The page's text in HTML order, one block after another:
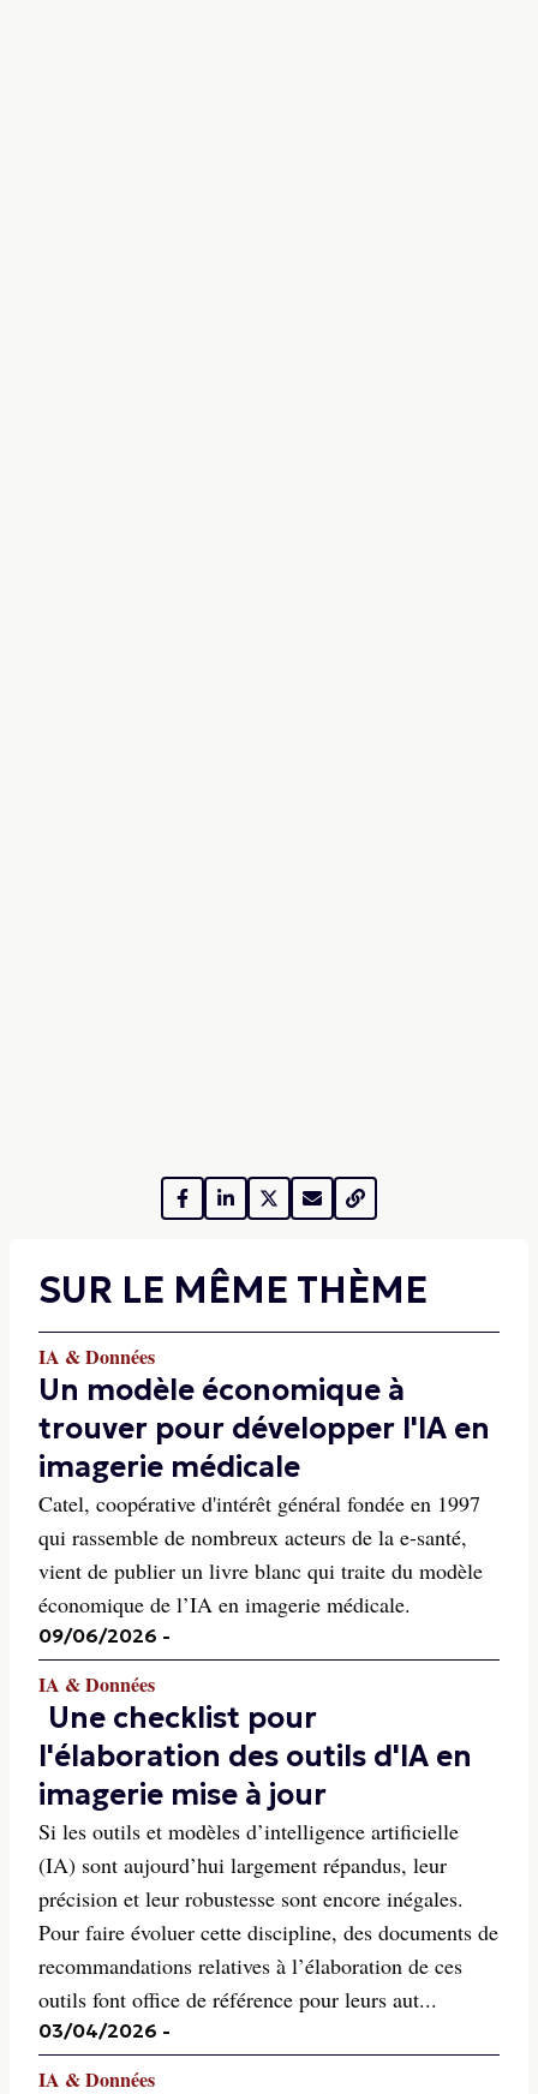
SUR LE MÊME THÈME
IA & Données
Un modèle économique à
trouver pour développer l'IA en
imagerie médicale
Catel, coopérative d'intérêt général fondée en 1997
qui rassemble de nombreux acteurs de la e-santé,
vient de publier un livre blanc qui traite du modèle
économique de l’IA en imagerie médicale.
09/06/2026 -
IA & Données
Une checklist pour
l'élaboration des outils d'IA en
imagerie mise à jour
Si les outils et modèles d’intelligence artificielle
(IA) sont aujourd’hui largement répandus, leur
précision et leur robustesse sont encore inégales.
Pour faire évoluer cette discipline, des documents de
recommandations relatives à l’élaboration de ces
outils font office de référence pour leurs aut...
03/04/2026 -
IA & Données